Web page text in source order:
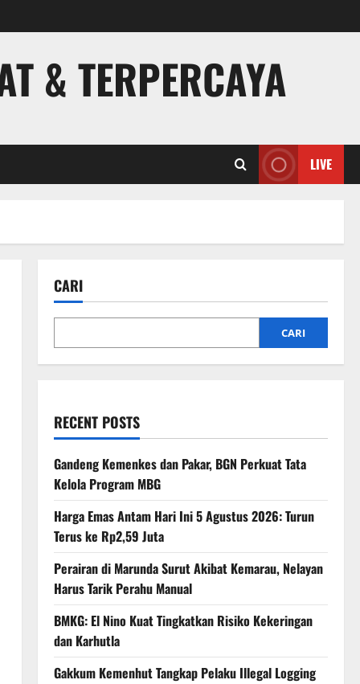
& TERPERCAYA
LIVE
CARI
CARI
RECENT POSTS
Gandeng Kemenkes dan Pakar, BGN Perkuat Tata
Kelola Program MBG
Harga Emas Antam Hari Ini 5 Agustus 2026: Turun
Terus ke Rp2,59 Juta
Perairan di Marunda Surut Akibat Kemarau, Nelayan
Harus Tarik Perahu Manual
BMKG: El Nino Kuat Tingkatkan Risiko Kekeringan
dan Karhutla
Gakkum Kemenhut Tangkap Pelaku Illegal Logging